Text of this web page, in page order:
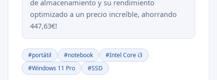
de almacenamiento y su rendimiento
optimizado a un precio increíble, ahorrando
447,63€!
#portátil #notebook
#Intel Core i3
#Windows 11 Pro
#SSD